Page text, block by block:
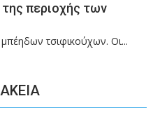
περιοχής των
τσιφικούχων. Οι...